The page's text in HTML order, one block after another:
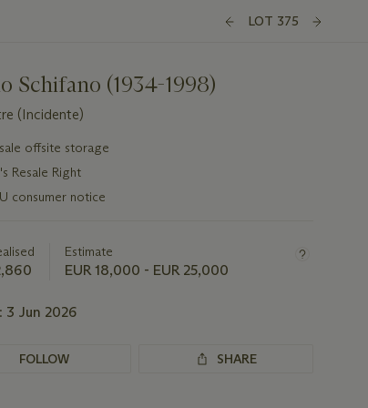
LOT 375
Schifano (1934-1998)
(Incidente)
offsite storage
Resale Right
consumer notice
Estimate
EUR 18,000 - EUR 25,000
3 Jun 2026
FOLLOW SHARE